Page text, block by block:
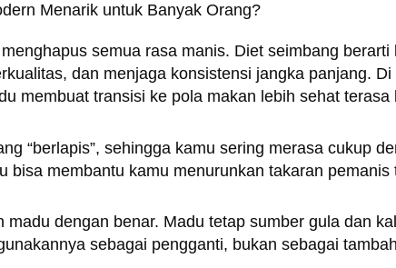
Menarik untuk Banyak Orang?
semua rasa manis. Diet seimbang berarti
dan menjaga konsistensi jangka panjang. Di
membuat transisi ke pola makan lebih sehat terasa
“berlapis”, sehingga kamu sering merasa cukup
bisa membantu kamu menurunkan takaran pemanis
dengan benar. Madu tetap sumber gula dan
sebagai pengganti, bukan sebagai